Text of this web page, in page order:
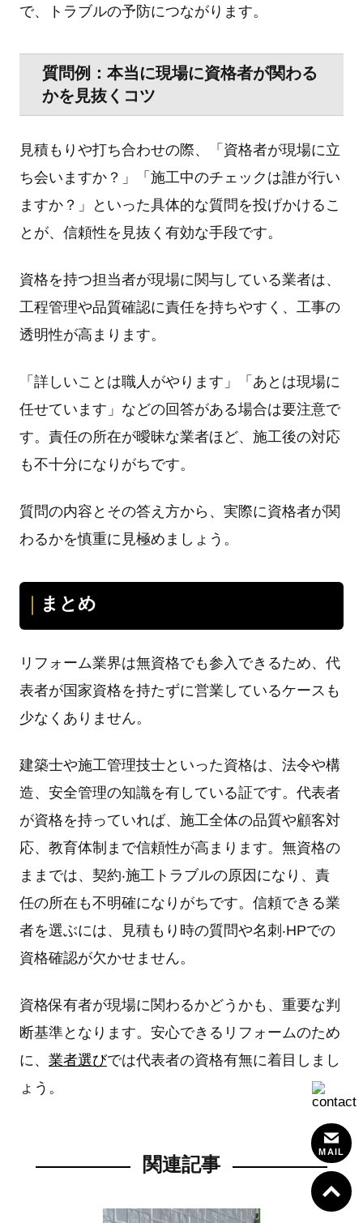
で、トラブルの予防につながります。
質問例：本当に現場に資格者が関わる
かを⾒抜くコツ
⾒積もりや打ち合わせの際、「資格者が現場に⽴
ち会いますか？」「施⼯中のチェックは誰が⾏い
ますか？」といった具体的な質問を投げかけるこ
とが、信頼性を⾒抜く有効な⼿段です。
資格を持つ担当者が現場に関与している業者は、
⼯程管理や品質確認に責任を持ちやすく、⼯事の
透明性が⾼まります。
「詳しいことは職⼈がやります」「あとは現場に
任せています」などの回答がある場合は要注意で
す。責任の所在が曖昧な業者ほど、施⼯後の対応
も不⼗分になりがちです。
質問の内容とその答え⽅から、実際に資格者が関
わるかを慎重に⾒極めましょう。
まとめ
リフォーム業界は無資格でも参⼊できるため、代
表者が国家資格を持たずに営業しているケースも
少なくありません。
建築⼠や施⼯管理技⼠といった資格は、法令や構
造、安全管理の知識を有している証です。代表者
が資格を持っていれば、施⼯全体の品質や顧客対
応、教育体制まで信頼性が⾼まります。無資格の
ままでは、契約‧施⼯トラブルの原因になり、責
任の所在も不明確になりがちです。信頼できる業
者を選ぶには、⾒積もり時の質問や名刺‧HPでの
資格確認が⽋かせません。
資格保有者が現場に関わるかどうかも、重要な判
断基準となります。安⼼できるリフォームのため
に、 業者選びでは代表者の資格有無に着⽬しまし
ょう。
関連記事
MAIL